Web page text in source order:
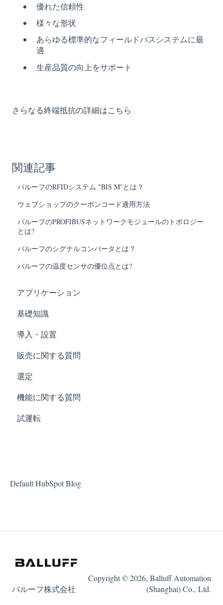
優れた信頼性
様々な形状
あらゆる標準的なフィールドバスシステムに最
適
生産品質の向上をサポート
さらなる終端抵抗の詳細はこちら
関連記事
バルーフのRFIDシステム "BIS M"とは？
ウェブショップのクーポンコード適用方法
バルーフのPROFIBUSネットワークモジュールのトポロジー
とは?
バルーフのシグナルコンバータとは？
バルーフの温度センサの優位点とは?
アプリケーション
基礎知識
導入・設置
販売に関する質問
選定
機能に関する質問
試運転
Default HubSpot Blog
バルーフ株式会社
Copyright © 2026, Balluff Automation
(Shanghai) Co., Ltd.